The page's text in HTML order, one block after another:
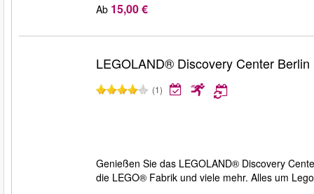
Ab 15,00 €
LEGOLAND® Discovery Center Berlin
(1)
Genießen Sie das LEGOLAND® Discovery
die LEGO® Fabrik und viele mehr. Alles um